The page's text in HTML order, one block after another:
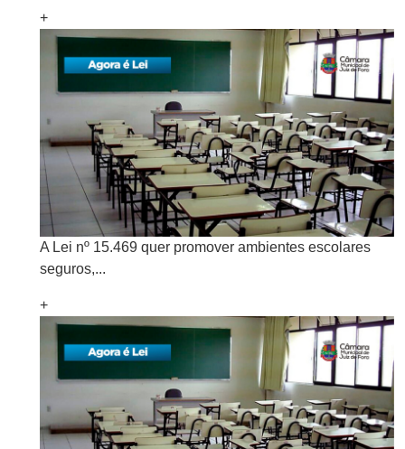
+
A Lei nº 15.469 quer promover ambientes escolares
seguros,...
+